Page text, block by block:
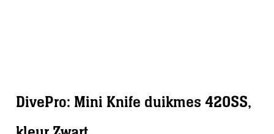
DivePro: Mini Knife duikmes 420SS,